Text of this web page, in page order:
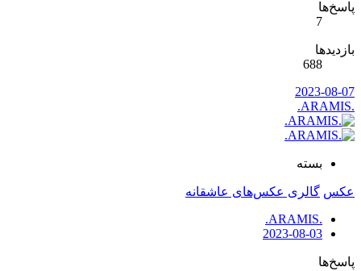
پاسخ‌ها
7
بازدیدها
688
2023-08-07
.ARAMIS.
بسته
عکس گالری عکس‌های عاشقانه
.ARAMIS.
2023-08-03
پاسخ‌ها